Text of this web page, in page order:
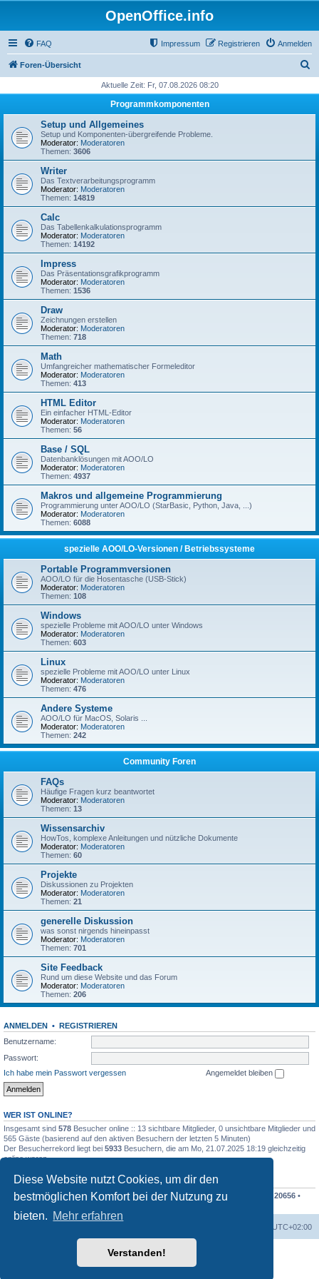
Diese Website nutzt Cookies, um dir den
bestmöglichen Komfort bei der Nutzung zu
bieten. Mehr erfahren
Verstanden!
OpenOffice.info
FAQ Anmelden
Registrieren
Impressum
Foren-Übersicht
h
Aktuelle Zeit: Fr, 07.08.2026 08:20
Programmkomponenten
Setup und Allgemeines
Setup und Komponenten-übergreifende Probleme.
Moderator: Moderatoren
Themen: 3606
Writer
Das Textverarbeitungsprogramm
Moderator: Moderatoren
Themen: 14819
Calc
Das Tabellenkalkulationsprogramm
Moderator: Moderatoren
Themen: 14192
Impress
Das Präsentationsgrafikprogramm
Moderator: Moderatoren
Themen: 1536
Draw
Zeichnungen erstellen
Moderator: Moderatoren
Themen: 718
Math
Umfangreicher mathematischer Formeleditor
Moderator: Moderatoren
Themen: 413
HTML Editor
Ein einfacher HTML-Editor
Moderator: Moderatoren
Themen: 56
Base / SQL
Datenbanklösungen mit AOO/LO
Moderator: Moderatoren
Themen: 4937
Makros und allgemeine Programmierung
Programmierung unter AOO/LO (StarBasic, Python, Java, ...)
Moderator: Moderatoren
Themen: 6088
spezielle AOO/LO-Versionen / Betriebssysteme
Portable Programmversionen
AOO/LO für die Hosentasche (USB-Stick)
Moderator: Moderatoren
Themen: 108
Windows
spezielle Probleme mit AOO/LO unter Windows
Moderator: Moderatoren
Themen: 603
Linux
spezielle Probleme mit AOO/LO unter Linux
Moderator: Moderatoren
Themen: 476
Andere Systeme
AOO/LO für MacOS, Solaris ...
Moderator: Moderatoren
Themen: 242
Community Foren
FAQs
Häufige Fragen kurz beantwortet
Moderator: Moderatoren
Themen: 13
Wissensarchiv
HowTos, komplexe Anleitungen und nützliche Dokumente
Moderator: Moderatoren
Themen: 60
Projekte
Diskussionen zu Projekten
Moderator: Moderatoren
Themen: 21
generelle Diskussion
was sonst nirgends hineinpasst
Moderator: Moderatoren
Themen: 701
Site Feedback
Rund um diese Website und das Forum
Moderator: Moderatoren
Themen: 206
ANMELDEN • REGISTRIEREN
Benutzername:
Passwort:
Ich habe mein Passwort vergessen
Angemeldet bleiben
WER IST ONLINE?
Insgesamt sind 578 Besucher online :: 13 sichtbare Mitglieder, 0 unsichtbare Mitglieder und
565 Gäste (basierend auf den aktiven Besuchern der letzten 5 Minuten)
Der Besucherrekord liegt bei 5933 Besuchern, die am Mo, 21.07.2025 18:19 gleichzeitig
online waren.
STATISTIK
Beiträge insgesamt207838• Themen insgesamt48676• Mitglieder insgesamt 20656 •
Unser neuestes Mitglied:
UTC+02:00
Powered byphpBB® Forum Software © phpBB Limited
phpBB.de